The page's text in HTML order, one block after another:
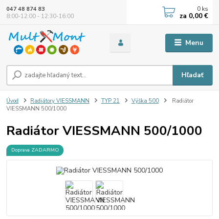
Menu
Hľadať
047 48 874 83
8:00-12:00 - 12:30-16:00
0 ks
za 0,00 €
Úvod Radiátory VIESSMANN TYP 21 Výška 500
Radiátor
VIESSMANN 500/1000
Radiátor VIESSMANN 500/1000
Doprava ZADARMO